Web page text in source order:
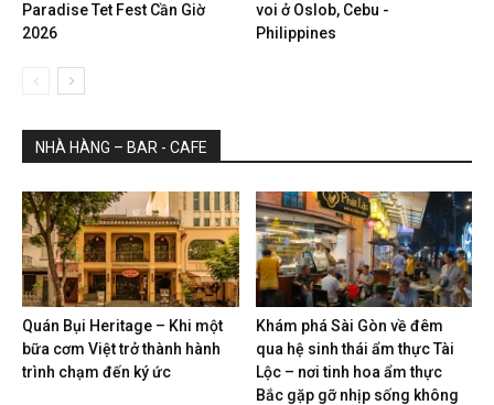
Paradise Tet Fest Cần Giờ
2026
voi ở Oslob, Cebu -
Philippines
NHÀ HÀNG – BAR - CAFE
Quán Bụi Heritage – Khi một
bữa cơm Việt trở thành hành
trình chạm đến ký ức
Khám phá Sài Gòn về đêm
qua hệ sinh thái ẩm thực Tài
Lộc – nơi tinh hoa ẩm thực
Bắc gặp gỡ nhịp sống không